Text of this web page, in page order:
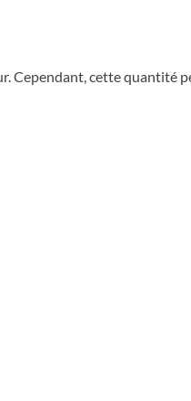
Cependant, cette quantité